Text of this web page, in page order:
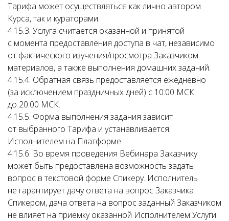
Тарифа может осуществляться как лично автором
Курса, так и кураторами.
4.15.3. Услуга считается оказанной и принятой
с момента предоставления доступа в чат, независимо
от фактического изучения/просмотра Заказчиком
материалов, а также выполнения домашних заданий.
4.15.4. Обратная связь предоставляется ежедневно
(за исключением праздничных дней) с 10:00 МСК
до 20:00 МСК.
4.15.5. Форма выполнения задания зависит
от выбранного Тарифа и устанавливается
Исполнителем на Платформе.
4.15.6. Во время проведения Вебинара Заказчику
может быть предоставлена возможность задать
вопрос в текстовой форме Спикеру. Исполнитель
не гарантирует дачу ответа на вопрос Заказчика
Спикером, дача ответа на вопрос заданный Заказчиком
не влияет на приемку оказанной Исполнителем Услуги